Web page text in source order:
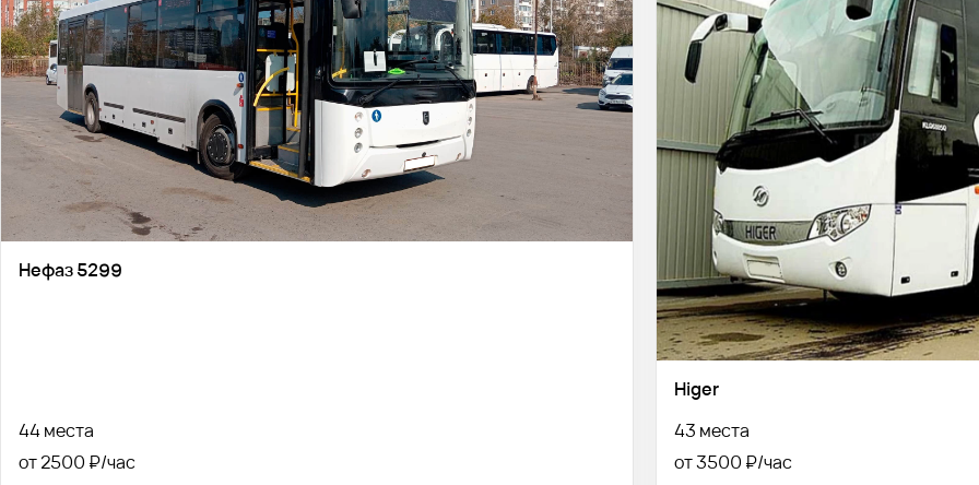
Нефаз 5299
44 места
от 2500 ₽
Higer
43 места
от 3500 ₽